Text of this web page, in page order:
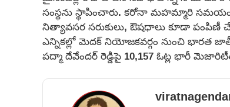
సంస్థను స్థాపించారు. కరోనా మహమ్మారి
నిత్యావసర సరుకులు, ఔషధాలు కూడా పంపిణీ
ఎన్నికల్లో మెదక్ నియోజకవర్గం నుంచి భారత
పద్మా దేవేందర్ రెడ్డిపై 10,157 ఓట్ల భారీ